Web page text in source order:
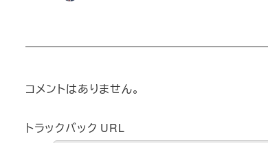
コメントはありません。
トラックバック URL